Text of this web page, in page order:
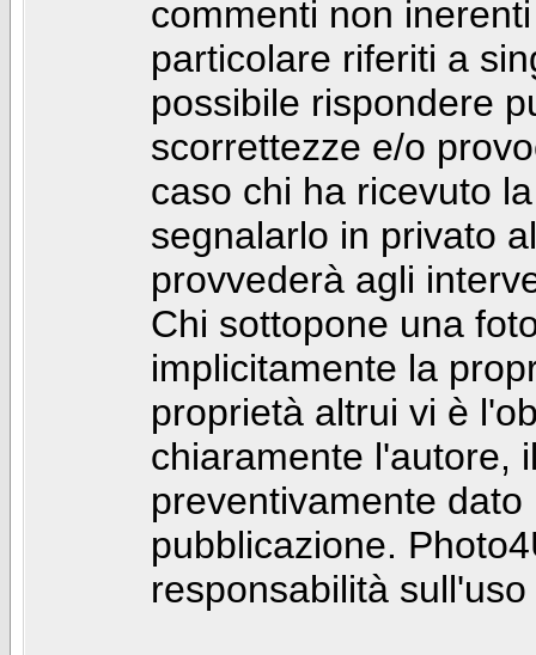
commenti non
particolare riferiti a
possibile rispondere
scorrettezze e/o
caso chi ha ricevuto
segnalarlo in privato
provvederà agli
Chi sottopone una
implicitamente la
proprietà altrui vi è
chiaramente l'autore,
preventivamente
pubblicazione.
responsabilità